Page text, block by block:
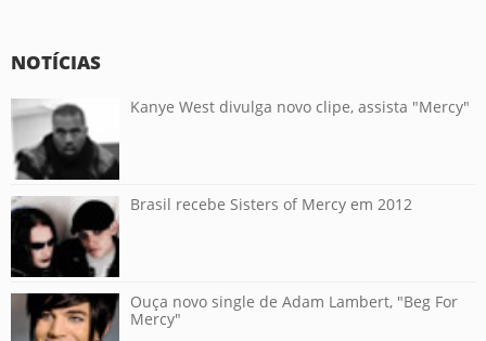
NOTÍCIAS
Kanye West divulga novo clipe, assista "Mercy"
Brasil recebe Sisters of Mercy em 2012
Ouça novo single de Adam Lambert, "Beg For
Mercy"